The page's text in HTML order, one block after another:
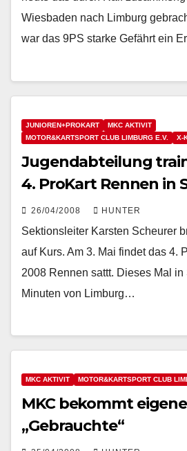
Wiesbaden nach Limburg
war das 9PS starke Gefährt ein
JUNIOREN+PROKART
MKC AKTIVIT
MOTOR&KARTSPORT CLUB LIMBURG E.V.
X-
Jugendabteilung
4. ProKart Rennen in
26/04/2008 HUNTER
Sektionsleiter Karsten Scheurer
auf Kurs. Am 3. Mai findet das 4.
2008 Rennen sattt. Dieses Mal
Minuten von Limburg…
MKC AKTIVIT MOTOR&KARTSPORT CLUB
MKC bekommt eigene
„Gebrauchte“